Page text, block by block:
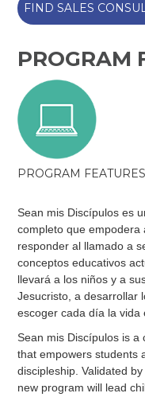
FIND SALES
PROGRAM
PROGRAM FEATURES
Sean mis Discípulos es
completo que empodera
responder al llamado a
conceptos educativos
llevará a los niños y a
Jesucristo, a desarrollar
escoger cada día la vida
Sean mis Discípulos is a
that empowers students
discipleship. Validated
new program will lead